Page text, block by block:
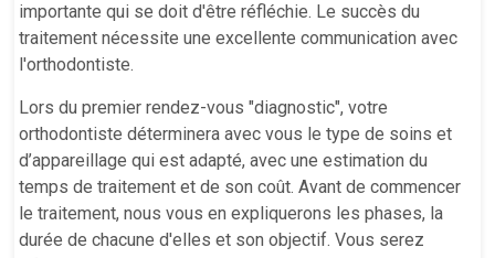
importante qui se doit d'être réfléchie. Le succès du
traitement nécessite une excellente communication avec
l'orthodontiste.
Lors du premier rendez-vous "diagnostic", votre
orthodontiste déterminera avec vous le type de soins et
d’appareillage qui est adapté, avec une estimation du
temps de traitement et de son coût. Avant de commencer
le traitement, nous vous en expliquerons les phases, la
durée de chacune d'elles et son objectif. Vous serez